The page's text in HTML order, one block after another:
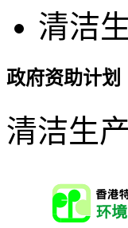
清洁
政府资助计划
清洁生